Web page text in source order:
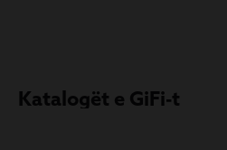
Katalogët e GiFi-t